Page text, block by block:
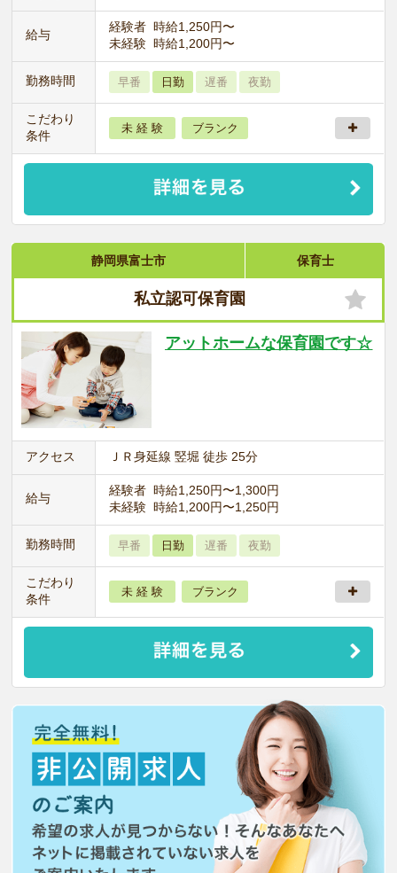
給与
経験者 時給1,250円〜
未経験 時給1,200円〜
勤務時間 早番 日勤 遅番 夜勤
こだわり
条件
未 経 験 ブランク
静岡県富士市 保育士
私立認可保育園
アットホームな保育園です☆
アクセス ＪＲ身延線 竪堀 徒歩 25分
給与
経験者 時給1,250円〜1,300円
未経験 時給1,200円〜1,250円
勤務時間 早番 日勤 遅番 夜勤
こだわり
条件
未 経 験 ブランク